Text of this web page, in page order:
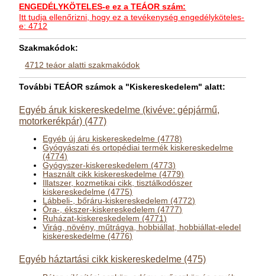
ENGEDÉLYKÖTELES-e ez a TEÁOR szám:
Itt tudja ellenőrizni, hogy ez a tevékenység engedélyköteles-
e: 4712
Szakmakódok:
4712 teáor alatti szakmakódok
További TEÁOR számok a "Kiskereskedelem" alatt:
Egyéb áruk kiskereskedelme (kivéve: gépjármű,
motorkerékpár) (477)
Egyéb új áru kiskereskedelme (4778)
Gyógyászati és ortopédiai termék kiskereskedelme
(4774)
Gyógyszer-kiskereskedelem (4773)
Használt cikk kiskereskedelme (4779)
Illatszer, kozmetikai cikk, tisztálkodószer
kiskereskedelme (4775)
Lábbeli-, bőráru-kiskereskedelem (4772)
Óra-, ékszer-kiskereskedelem (4777)
Ruházat-kiskereskedelem (4771)
Virág, növény, műtrágya, hobbiállat, hobbiállat-eledel
kiskereskedelme (4776)
Egyéb háztartási cikk kiskereskedelme (475)